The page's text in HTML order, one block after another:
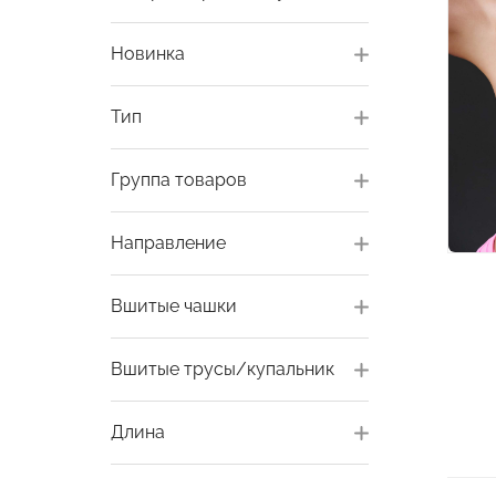
Новинка
Тип
Группа товаров
Направление
Вшитые чашки
Вшитые трусы/купальник
Длина